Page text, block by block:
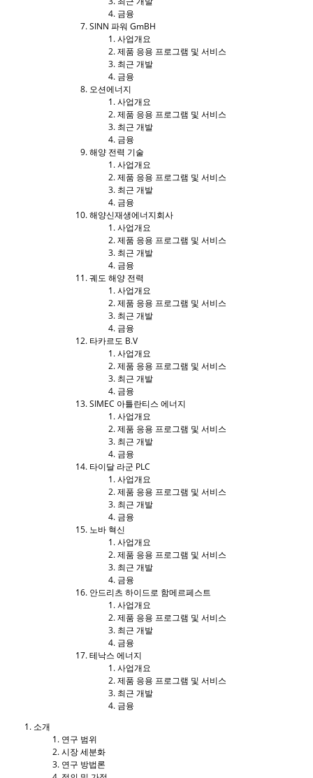
금융
SINN 파워 GmBH
사업개요
제품 응용 프로그램 및 서비스
최근 개발
금융
오션에너지
사업개요
제품 응용 프로그램 및 서비스
최근 개발
금융
해양 전력 기술
사업개요
제품 응용 프로그램 및 서비스
최근 개발
금융
해양신재생에너지회사
사업개요
제품 응용 프로그램 및 서비스
최근 개발
금융
궤도 해양 전력
사업개요
제품 응용 프로그램 및 서비스
최근 개발
금융
타카르도 B.V
사업개요
제품 응용 프로그램 및 서비스
최근 개발
금융
SIMEC 아틀란티스 에너지
사업개요
제품 응용 프로그램 및 서비스
최근 개발
금융
타이달 라군 PLC
사업개요
제품 응용 프로그램 및 서비스
최근 개발
금융
노바 혁신
사업개요
제품 응용 프로그램 및 서비스
최근 개발
금융
안드리츠 하이드로 함메르페스트
사업개요
제품 응용 프로그램 및 서비스
최근 개발
금융
테낙스 에너지
사업개요
제품 응용 프로그램 및 서비스
최근 개발
금융
소개
연구 범위
시장 세분화
연구 방법론